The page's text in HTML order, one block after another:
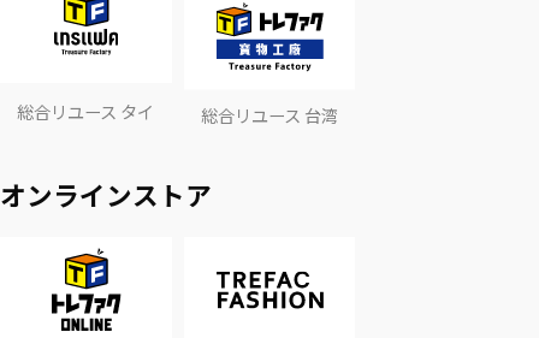
総合リユース タイ 総合リユース 台湾
オンラインストア